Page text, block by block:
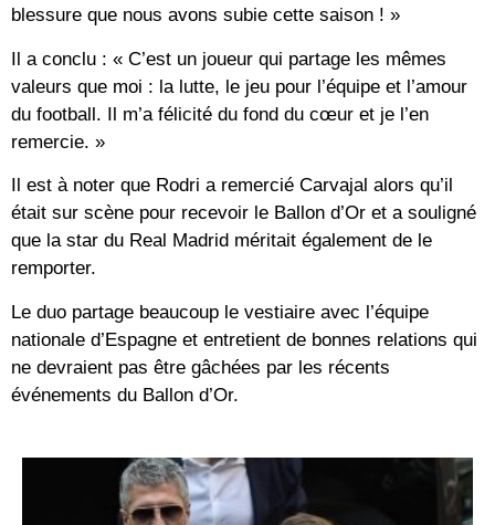
blessure que nous avons subie cette saison ! »
Il a conclu : « C’est un joueur qui partage les mêmes
valeurs que moi : la lutte, le jeu pour l’équipe et l’amour
du football. Il m’a félicité du fond du cœur et je l’en
remercie. »
Il est à noter que Rodri a remercié Carvajal alors qu’il
était sur scène pour recevoir le Ballon d’Or et a souligné
que la star du Real Madrid méritait également de le
remporter.
Le duo partage beaucoup le vestiaire avec l’équipe
nationale d’Espagne et entretient de bonnes relations qui
ne devraient pas être gâchées par les récents
événements du Ballon d’Or.